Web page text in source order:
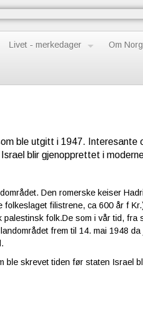
Livet - merkedager Om
ble utgitt i 1947. Interesante
blir gjenopprettet i
Den romerske keiser
filistrene, ca 600 år f
folk.De som i vår tid, fra
frem til 14. mai 1948
skrevet tiden før staten Israel